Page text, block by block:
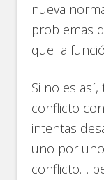
nueva
problemas
que la
Si no es
conflicto
intentas
uno por
conflicto…